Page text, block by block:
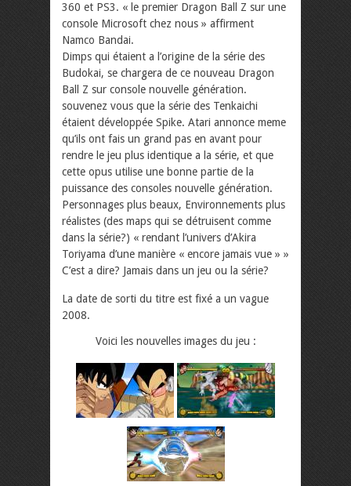
360 et PS3. « le premier Dragon Ball Z sur une
console Microsoft chez nous » affirment
Namco Bandai.
Dimps qui étaient a l’origine de la série des
Budokai, se chargera de ce nouveau Dragon
Ball Z sur console nouvelle génération.
souvenez vous que la série des Tenkaichi
étaient développée Spike. Atari annonce meme
qu’ils ont fais un grand pas en avant pour
rendre le jeu plus identique a la série, et que
cette opus utilise une bonne partie de la
puissance des consoles nouvelle génération.
Personnages plus beaux, Environnements plus
réalistes (des maps qui se détruisent comme
dans la série?) « rendant l’univers d’Akira
Toriyama d’une manière « encore jamais vue » »
C’est a dire? Jamais dans un jeu ou la série?
La date de sorti du titre est fixé a un vague
2008.
Voici les nouvelles images du jeu :